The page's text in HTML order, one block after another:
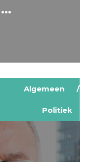
Algemeen
Politiek